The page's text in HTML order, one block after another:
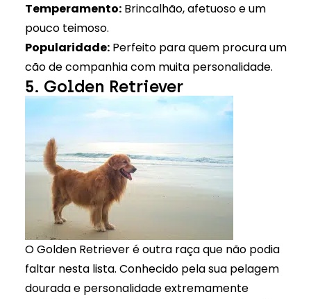
Temperamento:Brincalhão, afetuoso e um
pouco teimoso.
Popularidade:Perfeito para quem procura um
cão de companhia com muita personalidade.
5. Golden Retriever
O Golden Retriever é outra raça que não podia
faltar nesta lista. Conhecido pela sua pelagem
dourada e personalidade extremamente